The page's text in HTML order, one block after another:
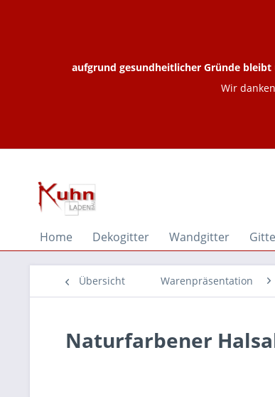
Home Dekogitter Wandgitter
Übersicht Warenpräsentation
Naturfarbener
aufgrund gesundheitlicher Gründe bleibt
Wir